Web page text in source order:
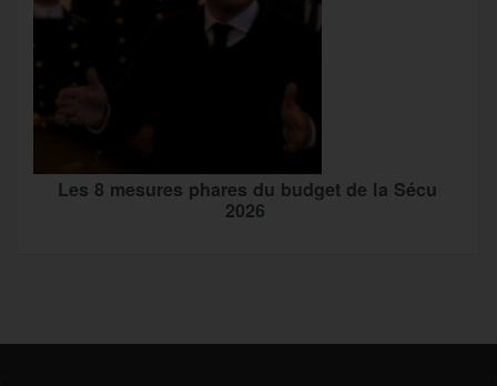
Les 8 mesures phares du budget de la Sécu
2026